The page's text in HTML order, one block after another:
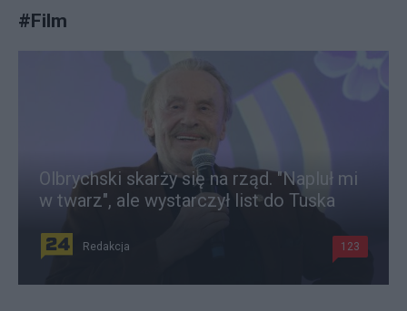
#Film
Olbrychski skarży się na rząd. "Napluł mi
w twarz", ale wystarczył list do Tuska
Redakcja 123